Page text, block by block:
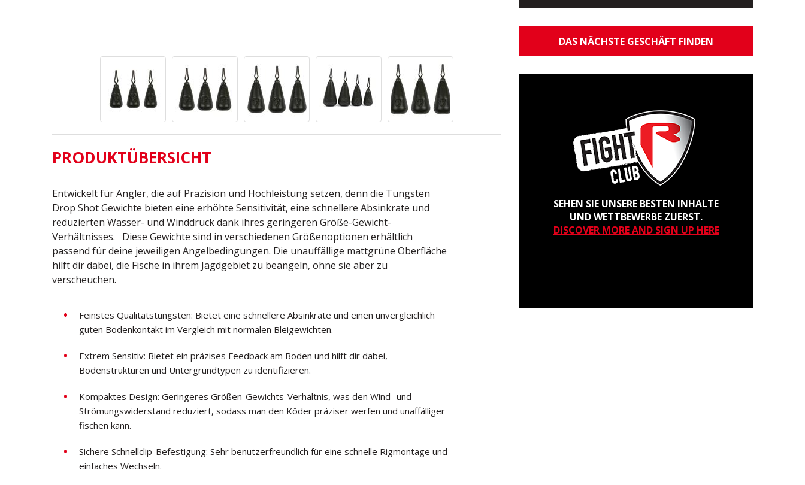
PRODUKTÜBERSICHT
Entwickelt für Angler, die auf Präzision und Hochleistung setzen, denn die Tungsten
Drop Shot Gewichte bieten eine erhöhte Sensitivität, eine schnellere Absinkrate und
reduzierten Wasser- und Winddruck dank ihres geringeren Größe-Gewicht-
Verhältnisses. Diese Gewichte sind in verschiedenen Größenoptionen erhältlich
passend für deine jeweiligen Angelbedingungen. Die unauffällige mattgrüne Oberfläche
hilft dir dabei, die Fische in ihrem Jagdgebiet zu beangeln, ohne sie aber zu
verscheuchen.
Feinstes Qualitätstungsten: Bietet eine schnellere Absinkrate und einen unvergleichlich
guten Bodenkontakt im Vergleich mit normalen Bleigewichten.
Extrem Sensitiv: Bietet ein präzises Feedback am Boden und hilft dir dabei,
Bodenstrukturen und Untergrundtypen zu identifizieren.
Kompaktes Design: Geringeres Größen-Gewichts-Verhältnis, was den Wind- und
Strömungswiderstand reduziert, sodass man den Köder präziser werfen und unaffälliger
fischen kann.
Sichere Schnellclip-Befestigung: Sehr benutzerfreundlich für eine schnelle Rigmontage und
einfaches Wechseln.
DAS NÄCHSTE GESCHÄFT FINDEN
SEHEN SIE UNSERE BESTEN INHALTE
UND WETTBEWERBE ZUERST.
DISCOVER MORE AND SIGN UP HERE